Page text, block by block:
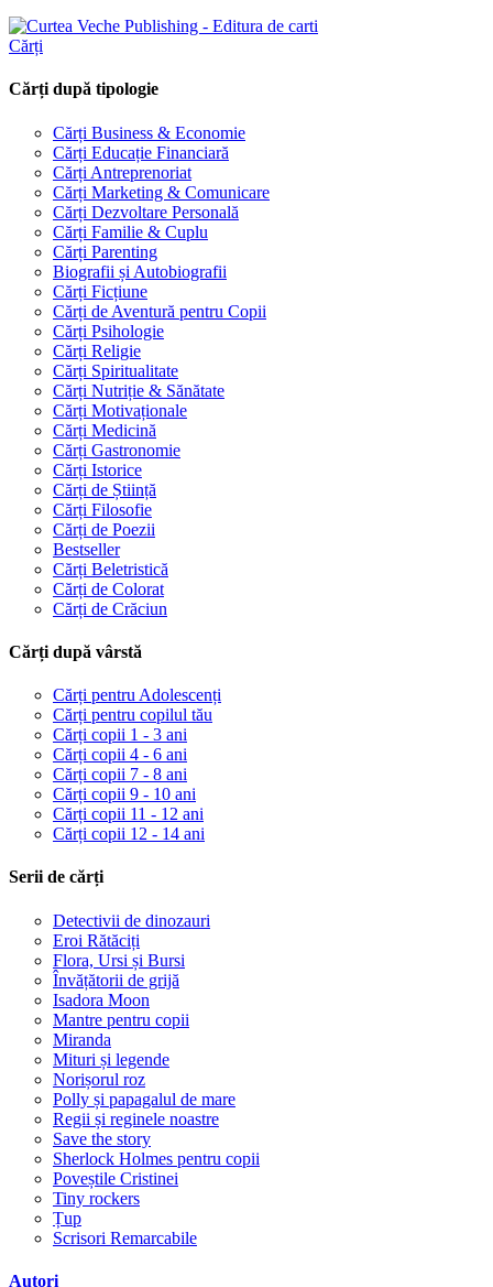
Cărți
Cărți după tipologie
Cărți Business & Economie
Cărți Educație Financiară
Cărți Antreprenoriat
Cărți Marketing & Comunicare
Cărți Dezvoltare Personală
Cărți Familie & Cuplu
Cărți Parenting
Biografii și Autobiografii
Cărți Ficțiune
Cărți de Aventură pentru Copii
Cărți Psihologie
Cărți Religie
Cărți Spiritualitate
Cărți Nutriție & Sănătate
Cărți Motivaționale
Cărți Medicină
Cărți Gastronomie
Cărți Istorice
Cărți de Știință
Cărți Filosofie
Cărți de Poezii
Bestseller
Cărți Beletristică
Cărți de Colorat
Cărți de Crăciun
Cărți după vârstă
Cărți pentru Adolescenți
Cărți pentru copilul tău
Cărți copii 1 - 3 ani
Cărți copii 4 - 6 ani
Cărți copii 7 - 8 ani
Cărți copii 9 - 10 ani
Cărți copii 11 - 12 ani
Cărți copii 12 - 14 ani
Serii de cărți
Detectivii de dinozauri
Eroi Rătăciți
Flora, Ursi și Bursi
Învățătorii de grijă
Isadora Moon
Mantre pentru copii
Miranda
Mituri și legende
Norișorul roz
Polly și papagalul de mare
Regii și reginele noastre
Save the story
Sherlock Holmes pentru copii
Poveștile Cristinei
Tiny rockers
Țup
Scrisori Remarcabile
Autori